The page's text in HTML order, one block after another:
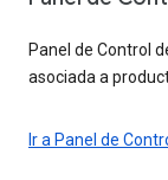
Panel de Control
asociada a
Ir a Panel de